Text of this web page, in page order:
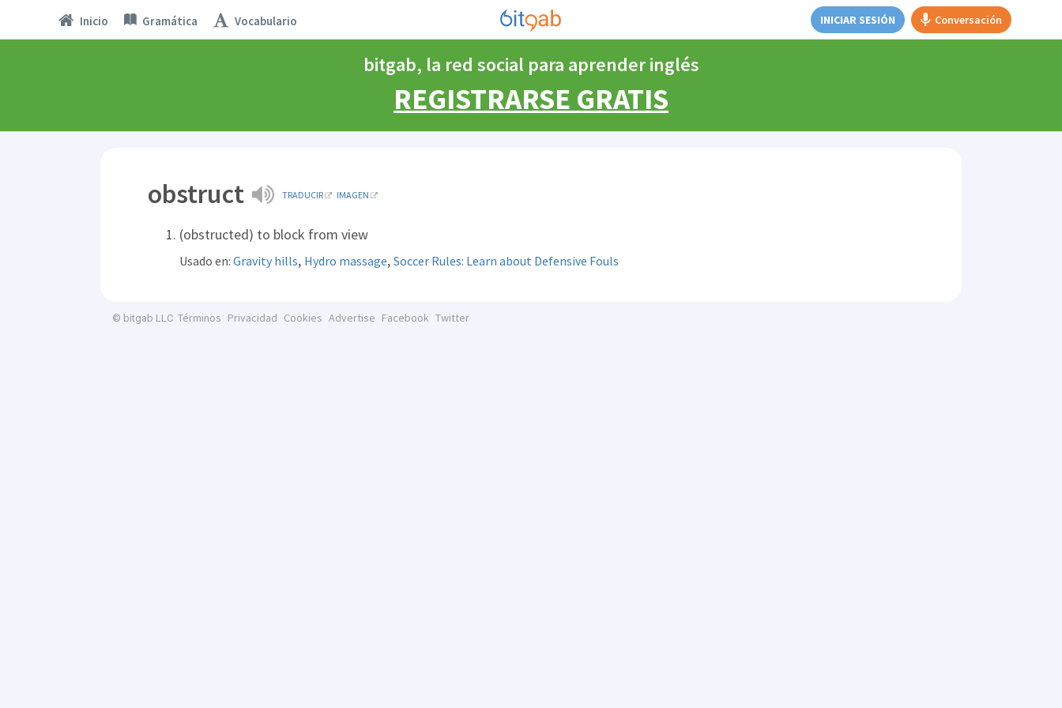
Inicio Gramática Vocabulario INICIAR SESIÓN Conversación
bitgab, la red social para aprender inglés
REGISTRARSE GRATIS
obstruct TRADUCIR IMAGEN
(obstructed) to block from view
Usado en: Gravity hills, Hydro massage, Soccer Rules: Learn about Defensive Fouls
© bitgab LLC Términos Privacidad Cookies Advertise Facebook Twitter